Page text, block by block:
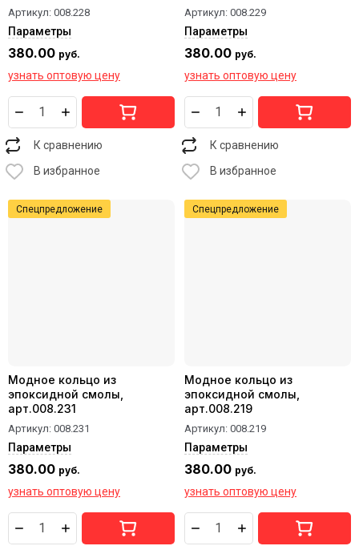
Артикул: 008.228
Параметры
380.00 руб.
узнать оптовую цену
К сравнению
В избранное
Артикул: 008.229
Параметры
380.00 руб.
узнать оптовую цену
К сравнению
В избранное
Спецпредложение
Модное кольцо из
эпоксидной смолы,
арт.008.231
Артикул: 008.231
Параметры
380.00 руб.
узнать оптовую цену
Спецпредложение
Модное кольцо из
эпоксидной смолы,
арт.008.219
Артикул: 008.219
Параметры
380.00 руб.
узнать оптовую цену